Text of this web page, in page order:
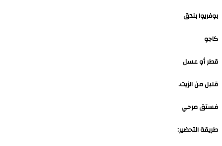
بوفريوا بندق
كاجو
قطر أو عسل
قليل من الزيت.
فستق مرحي
طريقة التحضير: